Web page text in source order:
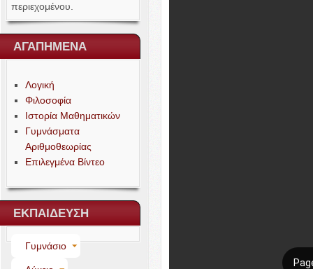
περιεχομένου.
ΑΓΑΠΗΜΕΝΑ
Λογική
Φιλοσοφία
Ιστορία Μαθηματικών
Γυμνάσματα
Αριθμοθεωρίας
Επιλεγμένα Βίντεο
ΕΚΠΑΙΔΕΥΣΗ
Γυμνάσιο